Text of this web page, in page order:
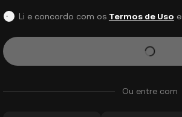
Li e concordo com os Termos de Uso e
Ou entre com